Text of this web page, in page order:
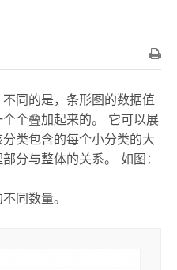
同的是，条形图的数据值
个叠加起来的。 它可以展
类包含的每个小分类的大
分与整体的关系。 如图：
同数量。